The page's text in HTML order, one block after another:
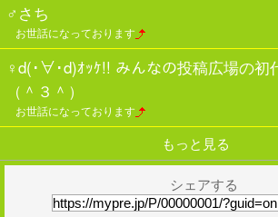
♂さち
お世話になっております
♀d(･∀･d)ｵｯｹ!! みんなの投稿広場の初
（＾３＾）
お世話になっております
もっと見る
シェアする